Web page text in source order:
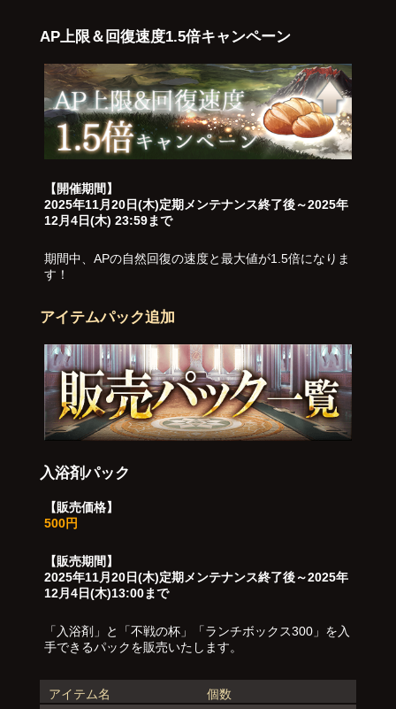
AP上限＆回復速度1.5倍キャンペーン
【開催期間】
2025年11月20日(木)定期メンテナンス終了後～2025年
12月4日(木) 23:59まで
期間中、APの自然回復の速度と最大値が1.5倍になりま
す！
アイテムパック追加
入浴剤パック
【販売価格】
500円
【販売期間】
2025年11月20日(木)定期メンテナンス終了後～2025年
12月4日(木)13:00まで
「入浴剤」と「不戦の杯」「ランチボックス300」を入
手できるパックを販売いたします。
アイテム名 個数